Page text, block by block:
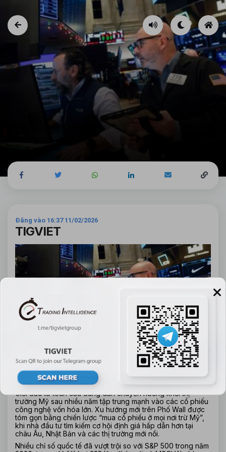
Đăng vào 16:37 11/02/2026
TIGVIET
Giới đầu tư toàn cầu đang dần chuyển hướng khỏi thị
trường Mỹ sau nhiều năm tập trung mạnh vào các cổ phiếu
công nghệ vốn hóa lớn. Xu hướng mới trên Phố Wall được
tóm gọn bằng chiến lược “mua cổ phiếu ở mọi nơi trừ Mỹ”,
khi nhà đầu tư tìm kiếm cơ hội định giá hấp dẫn hơn tại
châu Âu, Nhật Bản và các thị trường mới nổi.
Nhiều chỉ số quốc tế đã vượt trội so với S&P 500 trong năm